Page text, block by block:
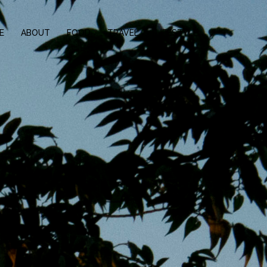
ABOUT FOOD TRAVEL LIFESTYLE